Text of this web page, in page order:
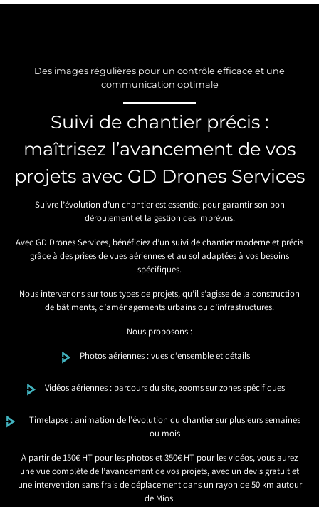
Des images régulières pour un contrôle efficace et une
communication optimale
Suivi de chantier précis :
maîtrisez l’avancement de vos
projets avec GD Drones Services
Suivre l’évolution d’un chantier est essentiel pour garantir son bon
déroulement et la gestion des imprévus.
Avec GD Drones Services, bénéficiez d’un suivi de chantier moderne et précis
grâce à des prises de vues aériennes et au sol adaptées à vos besoins
spécifiques.
Nous intervenons sur tous types de projets, qu’il s’agisse de la construction
de bâtiments, d’aménagements urbains ou d’infrastructures.
Nous proposons :
Photos aériennes : vues d’ensemble et détails
Vidéos aériennes : parcours du site, zooms sur zones spécifiques
Timelapse : animation de l’évolution du chantier sur plusieurs semaines
ou mois
À partir de 150€ HT pour les photos et 350€ HT pour les vidéos, vous aurez
une vue complète de l’avancement de vos projets, avec un devis gratuit et
une intervention sans frais de déplacement dans un rayon de 50 km autour
de Mios.